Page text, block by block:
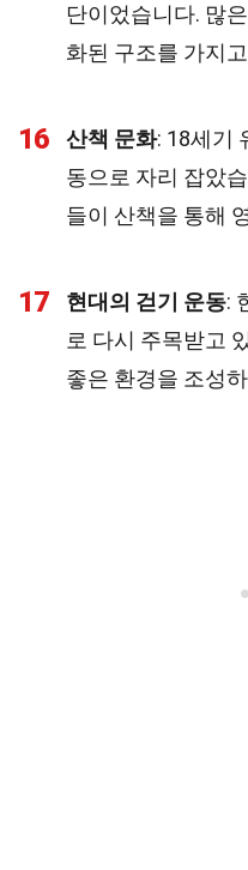
단이었습니다. 많
화된 구조를 가지
16 산책 문화: 18세기
동으로 자리 잡았
들이 산책을 통해
17 현대의 걷기 운동:
로 다시 주목받고
좋은 환경을 조성